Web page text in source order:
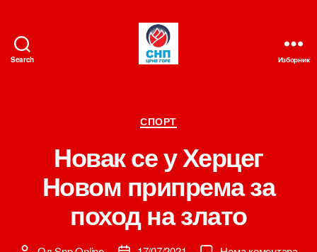
Search Изборник
Категорије
СПОРТ
Новак се у Херцег
Новом припрема за
поход на злато